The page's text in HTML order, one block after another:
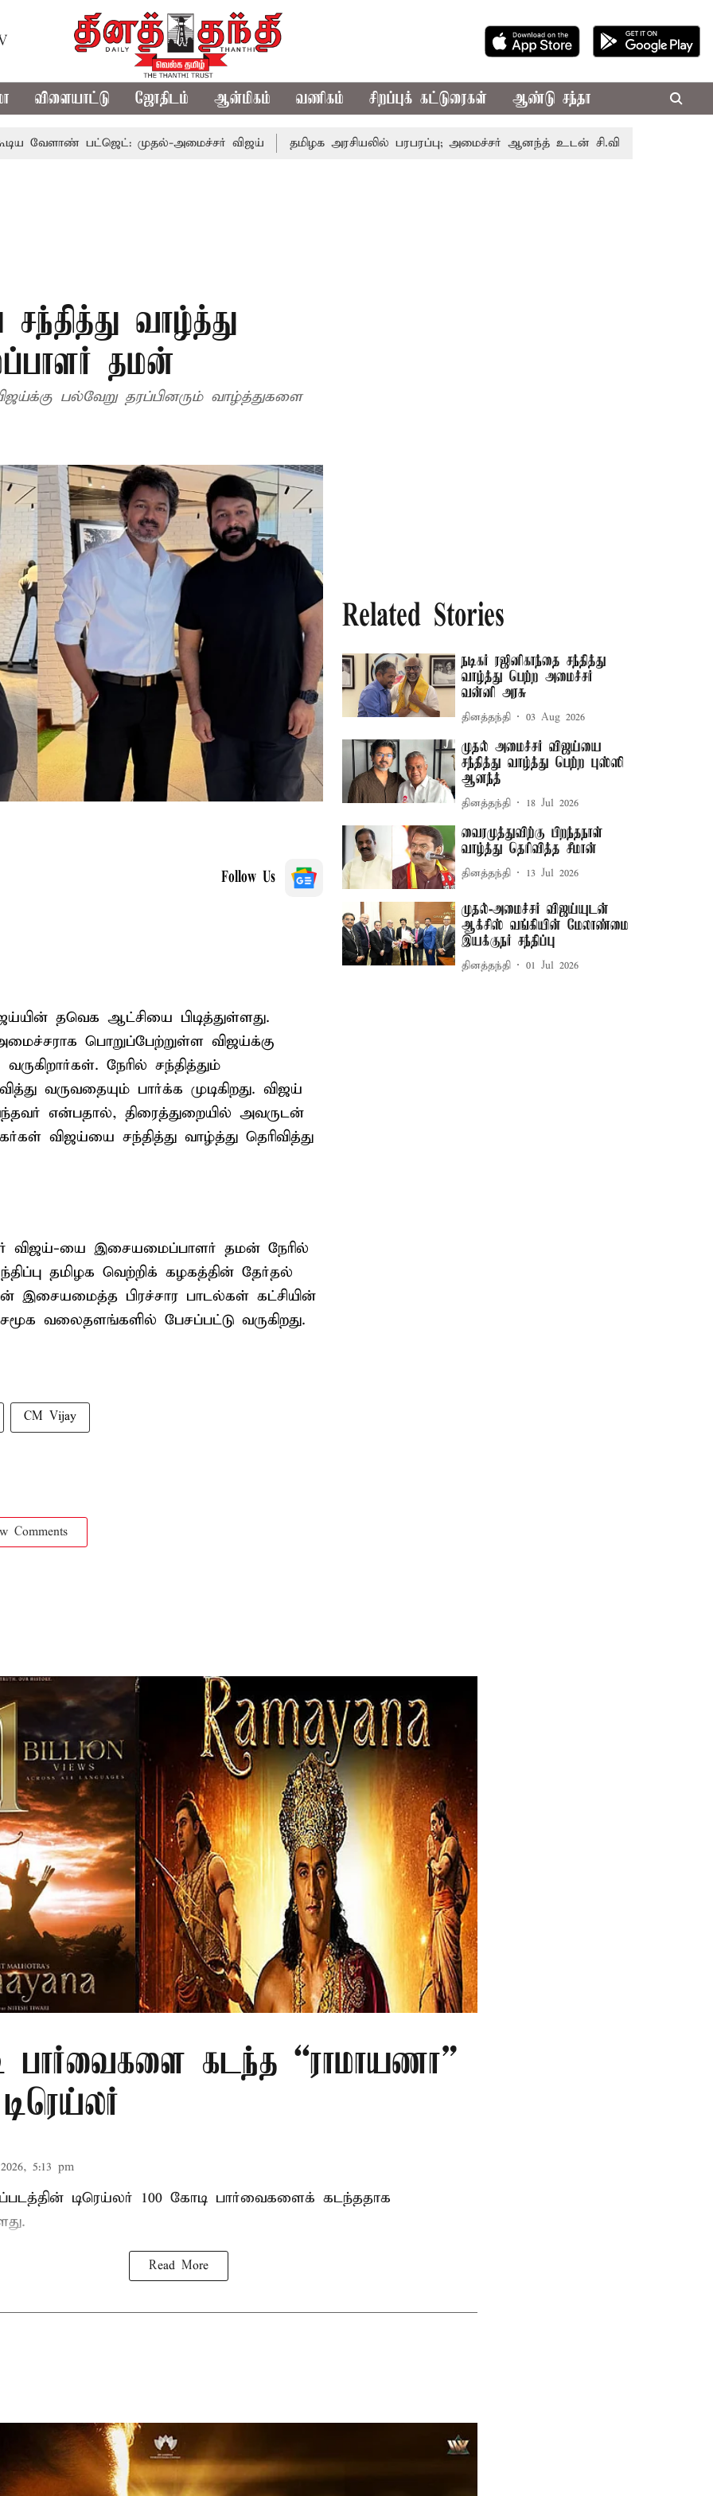
விளையாட்டு ஜோதிடம் ஆன்மிகம் வணிகம் சிறப்புக் கட்டுரைகள் ஆண்டு சந்தா
பட்ஜெட்: முதல்-அமைச்சர் விஜய் தமிழக அரசியலில் பரபரப்பு; அமைச்சர் ஆனந்த் உடன் சி.வி. சண்முகம், வேலுமணி
வாழ்த்து
தமன்
பல்வேறு தரப்பினரும் வாழ்த்துகளை
Follow Us
தவெக ஆட்சியை பிடித்துள்ளது.
பொறுப்பேற்றுள்ள விஜய்க்கு
நேரில் சந்தித்தும்
வருவதையும் பார்க்க முடிகிறது. விஜய்
என்பதால், திரைத்துறையில் அவருடன்
விஜய்யை சந்தித்து வாழ்த்து தெரிவித்து
விஜய்-யை இசையமைப்பாளர் தமன் நேரில்
தமிழக வெற்றிக் கழகத்தின் தேர்தல்
இசையமைத்த பிரச்சார பாடல்கள் கட்சியின்
வலைதளங்களில் பேசப்பட்டு வருகிறது.
CM Vijay
Comments
Related Stories
நடிகர் ரஜினிகாந்தை சந்தித்து
வாழ்த்து பெற்ற அமைச்சர்
வன்னி அரசு
தினத்தந்தி 03 Aug 2026
முதல் அமைச்சர் விஜய்யை
சந்தித்து வாழ்த்து பெற்ற புஸ்ஸி
ஆனந்த்
தினத்தந்தி 18 Jul 2026
வைரமுத்துவிற்கு பிறந்தநாள்
வாழ்த்து தெரிவித்த சீமான்
தினத்தந்தி 13 Jul 2026
முதல்-அமைச்சர் விஜய்யுடன்
ஆக்சிஸ் வங்கியின் மேலாண்மை
இயக்குநர் சந்திப்பு
தினத்தந்தி 01 Jul 2026
பார்வைகளை கடந்த “ராமாயணா”
5:13 pm
டிரெய்லர் 100 கோடி பார்வைகளைக் கடந்ததாக
Read More